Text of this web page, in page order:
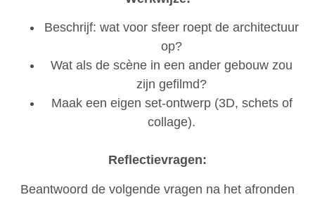
Beschrijf: wat voor sfeer roept de architectuur
op?
Wat als de scène in een ander gebouw zou
zijn gefilmd?
Maak een eigen set-ontwerp (3D, schets of
collage).
Reflectievragen:
Beantwoord de volgende vragen na het afronden